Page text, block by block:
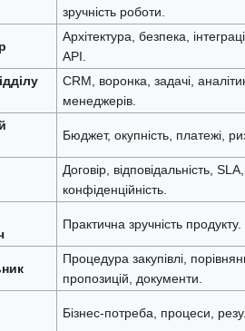
зручність роботи.
Архітектура, безпека,
API.
CRM, воронка, задачі,
менеджерів.
Бюджет, окупність, платежі,
Договір, відповідальність, SLA,
конфіденційність.
Практична зручність продукту.
Процедура закупівлі,
пропозицій, документи.
Бізнес-потреба, процеси,